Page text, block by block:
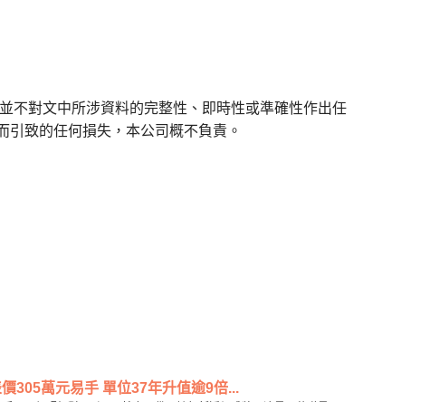
不對文中所涉資料的完整性、即時性或準確性作出任
致的任何損失，本公司概不負責。
305萬元易手 單位37年升值逾9倍...